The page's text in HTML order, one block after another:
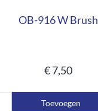
OB-916 W Brush
€7,50
Toevoegen